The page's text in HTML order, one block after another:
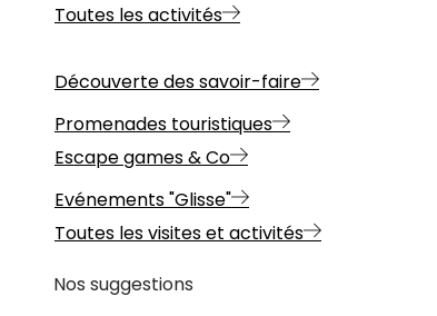
Toutes les activités
Découverte des savoir-faire
Promenades touristiques
Escape games & Co
Evénements "Glisse"
Toutes les visites et activités
Nos suggestions